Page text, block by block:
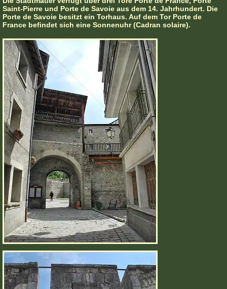
Saint-Pierre und Porte de Savoie aus dem 14. Jahrhundert. Die
Porte de Savoie besitzt ein Torhaus. Auf dem Tor Porte de
France befindet sich eine Sonnenuhr (Cadran solaire).